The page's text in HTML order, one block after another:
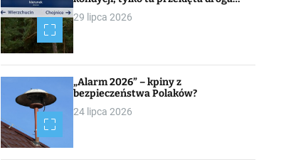
29 lipca 2026
„Alarm 2026” – kpiny z
bezpieczeństwa Polaków?
24 lipca 2026